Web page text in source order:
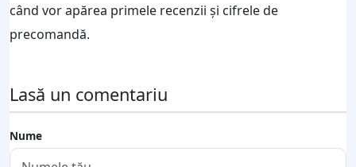
când vor apărea primele recenzii și cifrele de
precomandă.
Lasă un comentariu
Nume